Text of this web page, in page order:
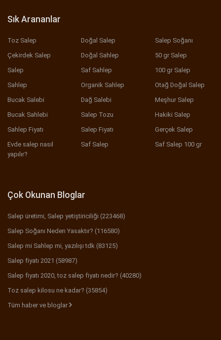
Sık Arananlar
Toz Salep
Çekirdek Salep
Salep
Sahlep
Bucak Salebi
Bucak Sahlebi
Sahlep Fiyatı
Evde salep nasıl
yapılır?
Doğal Salep
Doğal Sahlep
Saf Sahlep
Organik Sahlep
Dağ Salebi
Salep Tozu
Salep Fiyatı
Saf Salep
Salep Soğanı
50 gr Salep
100 gr Salep
Otağ Doğal Salep
Meşhur Salep
Hakiki Salep
Gerçek Salep
Saf Salep 100 gr
Çok Okunan Bloglar
Salep üretimi, Salep yetiştiriciliği (223468)
Salep Soğanı Neden Yasaktır? (116580)
Salep mi Sahlep mi, yazılışı tdk (83125)
Salep fiyatı 2021 (58987)
Salep fiyatı 2020, toz salep fiyatı nedir? (40280)
Toz salep kilosu ne kadar? (35854)
Tüm haber ve bloglar